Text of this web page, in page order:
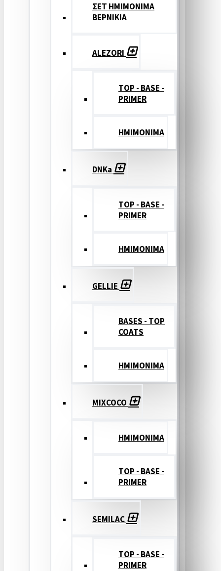
ΣΕΤ ΗΜΙΜΟΝΙΜΑ
ΒΕΡΝΙΚΙΑ
ALEZORI
TOP - BASE -
PRIMER
ΗΜΙΜΟΝΙΜΑ
DNKa
TOP - BASE -
PRIMER
ΗΜΙΜΟΝΙΜΑ
GELLIE
BASES - TOP
COATS
ΗΜΙΜΟΝΙΜΑ
MIXCOCO
HMIMONIMA
TOP - BASE -
PRIMER
SEMILAC
TOP - BASE -
PRIMER